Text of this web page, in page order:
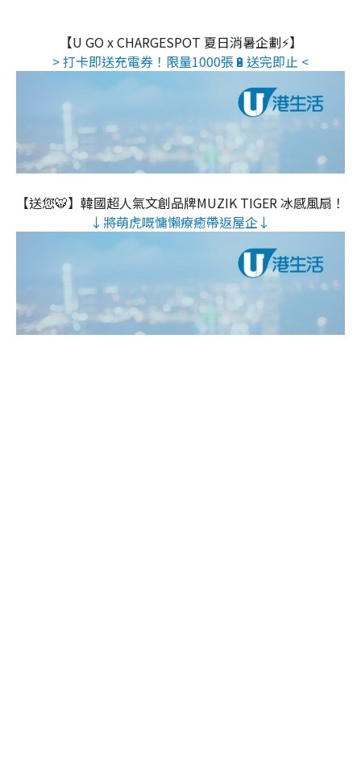
【U GO x CHARGESPOT 夏日消暑企劃⚡】
> 打卡即送充電券！限量1000張🔋送完即止 <
【送您🐯】韓國超人氣文創品牌MUZIK TIGER 冰感風扇！
↓將萌虎嘅慵懶療癒帶返屋企↓